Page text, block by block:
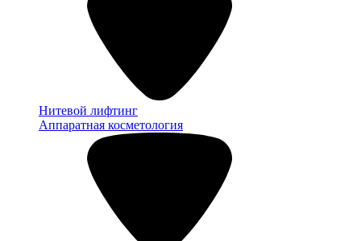
Нитевой лифтинг
Аппаратная косметология